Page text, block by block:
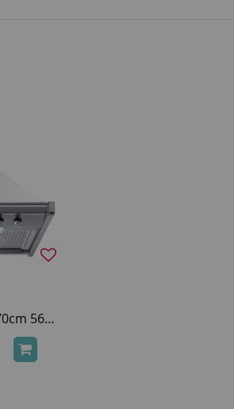
Hotte décorative Opéra 70cm 567m3/h (788m3/h intensif) Inox - SMEG Réf. KD70XE